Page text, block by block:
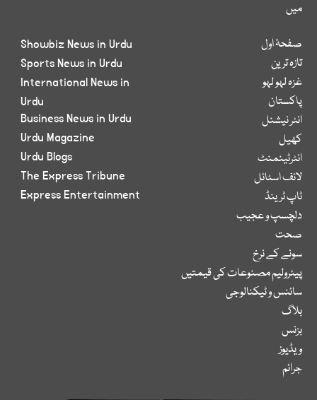
میں
صفحۂ اول
تازہ ترین
غزہ لہو لہو
پاکستان
انٹر نیشنل
کھیل
انٹرٹینمنٹ
لائف اسٹائل
ٹاپ ٹرینڈ
دلچسپ و عجیب
صحت
سونے کے نرخ
پیٹرولیم مصنوعات کی قیمتیں
سائنس و ٹیکنالوجی
بلاگ
بزنس
ویڈیوز
جرائم
Showbiz News in Urdu
Sports News in Urdu
International News in
Urdu
Business News in Urdu
Urdu Magazine
Urdu Blogs
The Express Tribune
Express Entertainment